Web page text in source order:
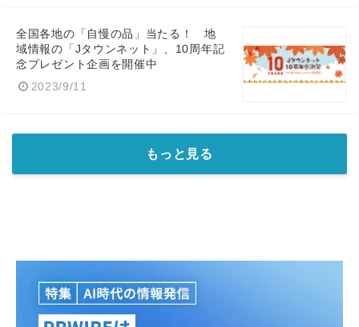
全国各地の「自慢の品」当たる！ 地
域情報の「Jタウンネット」、10周年記
念プレゼント企画を開催中
2023/9/11
もっと見る